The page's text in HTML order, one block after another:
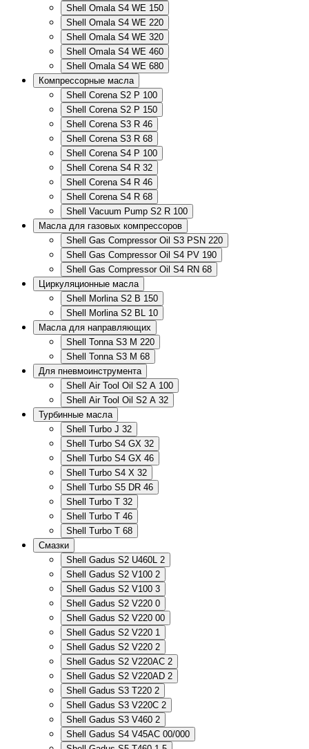
Shell Omala S4 WE 150
Shell Omala S4 WE 220
Shell Omala S4 WE 320
Shell Omala S4 WE 460
Shell Omala S4 WE 680
Компрессорные масла
Shell Corena S2 P 100
Shell Corena S2 P 150
Shell Corena S3 R 46
Shell Corena S3 R 68
Shell Corena S4 P 100
Shell Corena S4 R 32
Shell Corena S4 R 46
Shell Corena S4 R 68
Shell Vacuum Pump S2 R 100
Масла для газовых компрессоров
Shell Gas Compressor Oil S3 PSN 220
Shell Gas Compressor Oil S4 PV 190
Shell Gas Compressor Oil S4 RN 68
Циркуляционные масла
Shell Morlina S2 B 150
Shell Morlina S2 BL 10
Масла для направляющих
Shell Tonna S3 M 220
Shell Tonna S3 M 68
Для пневмоинструмента
Shell Air Tool Oil S2 A 100
Shell Air Tool Oil S2 A 32
Турбинные масла
Shell Turbo J 32
Shell Turbo S4 GX 32
Shell Turbo S4 GX 46
Shell Turbo S4 X 32
Shell Turbo S5 DR 46
Shell Turbo T 32
Shell Turbo T 46
Shell Turbo T 68
Смазки
Shell Gadus S2 U460L 2
Shell Gadus S2 V100 2
Shell Gadus S2 V100 3
Shell Gadus S2 V220 0
Shell Gadus S2 V220 00
Shell Gadus S2 V220 1
Shell Gadus S2 V220 2
Shell Gadus S2 V220AC 2
Shell Gadus S2 V220AD 2
Shell Gadus S3 T220 2
Shell Gadus S3 V220C 2
Shell Gadus S3 V460 2
Shell Gadus S4 V45AC 00/000